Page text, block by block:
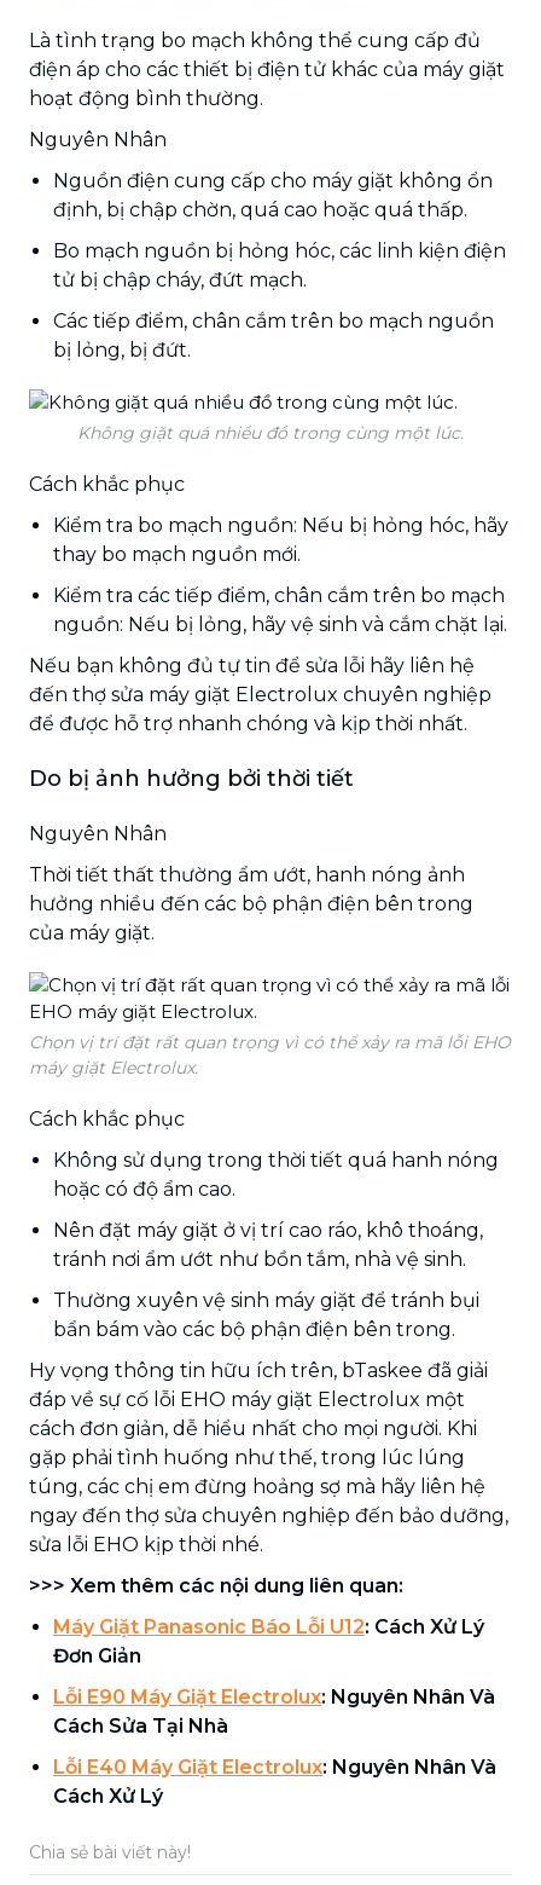
Là tình trạng bo mạch không thể cung cấp đủ
điện áp cho các thiết bị điện tử khác của máy giặt
hoạt động bình thường.
Nguyên Nhân
Nguồn điện cung cấp cho máy giặt không ổn
định, bị chập chờn, quá cao hoặc quá thấp.
Bo mạch nguồn bị hỏng hóc, các linh kiện điện
tử bị chập cháy, đứt mạch.
Các tiếp điểm, chân cắm trên bo mạch nguồn
bị lỏng, bị đứt.
Không giặt quá nhiều đồ trong cùng một lúc.
Cách khắc phục
Kiểm tra bo mạch nguồn: Nếu bị hỏng hóc, hãy
thay bo mạch nguồn mới.
Kiểm tra các tiếp điểm, chân cắm trên bo mạch
nguồn: Nếu bị lỏng, hãy vệ sinh và cắm chặt lại.
Nếu bạn không đủ tự tin để sửa lỗi hãy liên hệ
đến thợ sửa máy giặt Electrolux chuyên nghiệp
để được hỗ trợ nhanh chóng và kịp thời nhất.
Do bị ảnh hưởng bởi thời tiết
Nguyên Nhân
Thời tiết thất thường ẩm ướt, hanh nóng ảnh
hưởng nhiều đến các bộ phận điện bên trong
của máy giặt.
Chọn vị trí đặt rất quan trọng vì có thể xảy ra mã lỗi EHO
máy giặt Electrolux.
Cách khắc phục
Không sử dụng trong thời tiết quá hanh nóng
hoặc có độ ẩm cao.
Nên đặt máy giặt ở vị trí cao ráo, khô thoáng,
tránh nơi ẩm ướt như bồn tắm, nhà vệ sinh.
Thường xuyên vệ sinh máy giặt để tránh bụi
bẩn bám vào các bộ phận điện bên trong.
Hy vọng thông tin hữu ích trên, bTaskee đã giải
đáp về sự cố lỗi EHO máy giặt Electrolux một
cách đơn giản, dễ hiểu nhất cho mọi người. Khi
gặp phải tình huống như thế, trong lúc lúng
túng, các chị em đừng hoảng sợ mà hãy liên hệ
ngay đến thợ sửa chuyên nghiệp đến bảo dưỡng,
sửa lỗi EHO kịp thời nhé.
>>> Xem thêm các nội dung liên quan:
Máy Giặt Panasonic Báo Lỗi U12: Cách Xử Lý
Đơn Giản
Lỗi E90 Máy Giặt Electrolux: Nguyên Nhân Và
Cách Sửa Tại Nhà
Lỗi E40 Máy Giặt Electrolux: Nguyên Nhân Và
Cách Xử Lý
Chia sẻ bài viết này!